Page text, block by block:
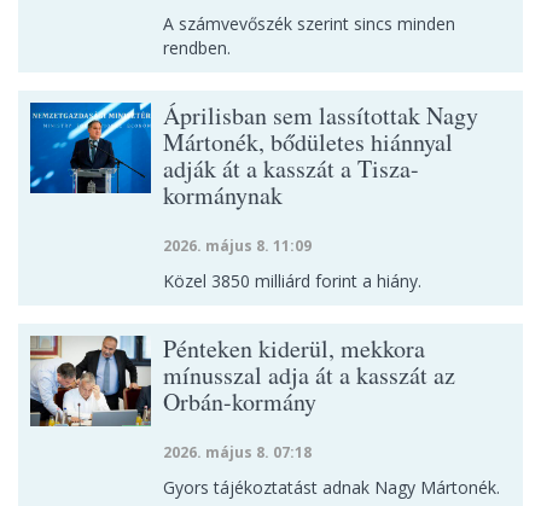
A számvevőszék szerint sincs minden
rendben.
Áprilisban sem lassítottak Nagy
Mártonék, bődületes hiánnyal
adják át a kasszát a Tisza-
kormánynak
2026. május 8. 11:09
Közel 3850 milliárd forint a hiány.
Pénteken kiderül, mekkora
mínusszal adja át a kasszát az
Orbán-kormány
2026. május 8. 07:18
Gyors tájékoztatást adnak Nagy Mártonék.